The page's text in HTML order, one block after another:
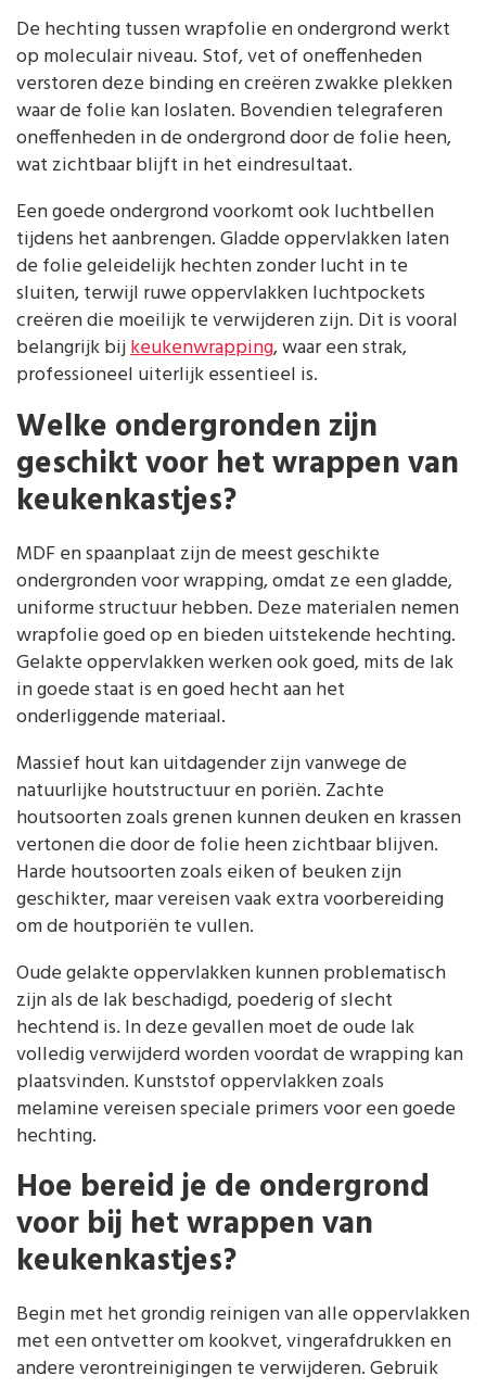
De hechting tussen wrapfolie en ondergrond werkt
op moleculair niveau. Stof, vet of oneffenheden
verstoren deze binding en creëren zwakke plekken
waar de folie kan loslaten. Bovendien telegraferen
oneffenheden in de ondergrond door de folie heen,
wat zichtbaar blijft in het eindresultaat.
Een goede ondergrond voorkomt ook luchtbellen
tijdens het aanbrengen. Gladde oppervlakken laten
de folie geleidelijk hechten zonder lucht in te
sluiten, terwijl ruwe oppervlakken luchtpockets
creëren die moeilijk te verwijderen zijn. Dit is vooral
belangrijk bijkeukenwrapping, waar een strak,
professioneel uiterlijk essentieel is.
Welke ondergronden zijn
geschikt voor het wrappen van
keukenkastjes?
MDF en spaanplaat zijn de meest geschikte
ondergronden voor wrapping, omdat ze een gladde,
uniforme structuur hebben. Deze materialen nemen
wrapfolie goed op en bieden uitstekende hechting.
Gelakte oppervlakken werken ook goed, mits de lak
in goede staat is en goed hecht aan het
onderliggende materiaal.
Massief hout kan uitdagender zijn vanwege de
natuurlijke houtstructuur en poriën. Zachte
houtsoorten zoals grenen kunnen deuken en krassen
vertonen die door de folie heen zichtbaar blijven.
Harde houtsoorten zoals eiken of beuken zijn
geschikter, maar vereisen vaak extra voorbereiding
om de houtporiën te vullen.
Oude gelakte oppervlakken kunnen problematisch
zijn als de lak beschadigd, poederig of slecht
hechtend is. In deze gevallen moet de oude lak
volledig verwijderd worden voordat de wrapping kan
plaatsvinden. Kunststof oppervlakken zoals
melamine vereisen speciale primers voor een goede
hechting.
Hoe bereid je de ondergrond
voor bij het wrappen van
keukenkastjes?
Begin met het grondig reinigen van alle oppervlakken
met een ontvetter om kookvet, vingerafdrukken en
andere verontreinigingen te verwijderen. Gebruik